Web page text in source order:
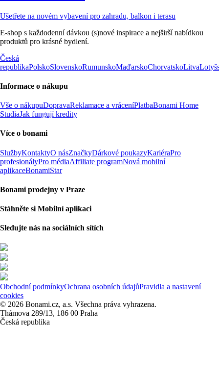
Ušetřete na novém vybavení pro zahradu, balkon i terasu
E-shop s každodenní dávkou (s)nové inspirace a nejširší nabídkou
produktů pro krásné bydlení.
Česká
republikaPolskoSlovenskoRumunskoMaďarskoChorvatskoLitva
Informace o nákupu
Vše o nákupuDopravaReklamace a vráceníPlatbaBonami Home
StudiaJak fungují kredity
Více o bonami
SlužbyKontaktyO násZnačkyDárkové poukazyKariéraPro
profesionályPro médiaAffiliate programNová mobilní
aplikaceBonamiStar
Bonami prodejny v Praze
Stáhněte si Mobilní aplikaci
Sledujte nás na sociálních sítích
Obchodní podmínkyOchrana osobních údajůPravidla a nastavení
cookies
© 2026 Bonami.cz, a.s. Všechna práva vyhrazena.
Thámova 289/13, 186 00 Praha
Česká republika